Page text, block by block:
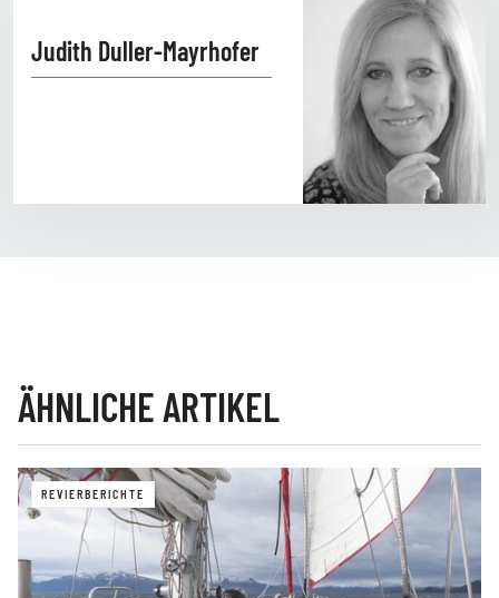
Judith Duller-Mayrhofer
ÄHNLICHE ARTIKEL
REVIERBERICHTE